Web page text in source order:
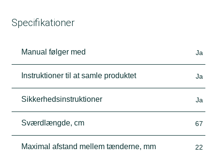
Specifikationer
Manual følger med Ja
Instruktioner til at samle produktet Ja
Sikkerhedsinstruktioner Ja
Sværdlængde, cm 67
Maximal afstand mellem tænderne, mm 22